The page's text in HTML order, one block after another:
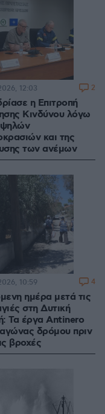
η Επιτροπή
Κινδύνου λόγω
και της
των ανέμων
12:03 2
ημέρα μετά τις
στη Δυτική
Τα έργα Antinero
δρόμου πριν
βροχές
10:59 4